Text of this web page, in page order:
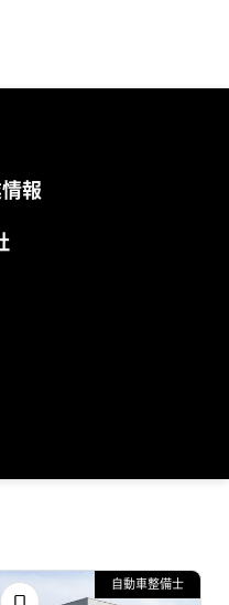
報
自動車整備士